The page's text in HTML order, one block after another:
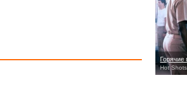
Горячие
Hot